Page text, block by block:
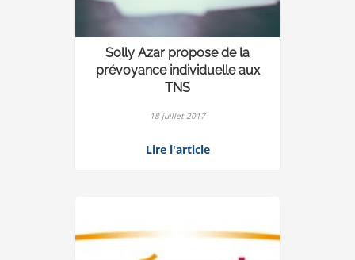
Solly Azar propose de la
prévoyance individuelle aux
TNS
18 juillet 2017
Lire l'article